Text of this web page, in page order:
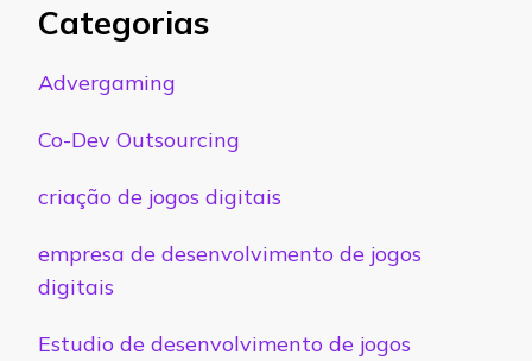
Categorias
Advergaming
Co-Dev Outsourcing
criação de jogos digitais
empresa de desenvolvimento de jogos
digitais
Estudio de desenvolvimento de jogos